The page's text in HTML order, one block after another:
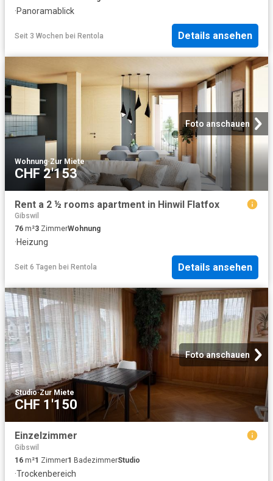
·Panoramablick
Seit 3 Wochen bei Rentola Details ansehen
Foto anschauen
Wohnung·Zur Miete
CHF 2'153
Rent a 2 ½ rooms apartment in Hinwil Flatfox
Gibswil
76 m²3 ZimmerWohnung
·Heizung
Seit 6 Tagen bei Rentola Details ansehen
Foto anschauen
Studio·Zur Miete
CHF 1'150
Einzelzimmer
Gibswil
16 m²1 Zimmer1 BadezimmerStudio
·Trockenbereich